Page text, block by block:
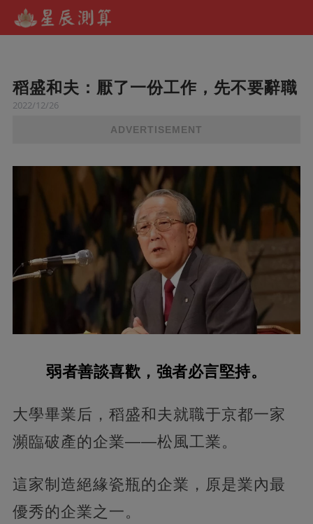
稻盛和夫：厭了一份工作，先不要辭職
2022/12/26
ADVERTISEMENT
弱者善談喜歡，強者必言堅持。
大學畢業后，稻盛和夫就職于京都一家
瀕臨破產的企業——松風工業。
這家制造絕緣瓷瓶的企業，原是業內最
優秀的企業之一。